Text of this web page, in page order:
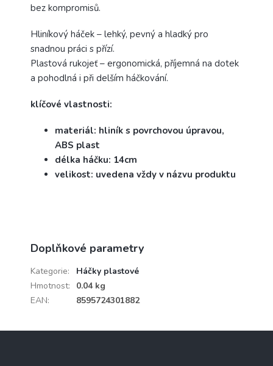
bez kompromisů.
Hliníkový háček – lehký, pevný a hladký pro
snadnou práci s přízí.
Plastová rukojeť – ergonomická, příjemná na dotek
a pohodlná i při delším háčkování.
klíčové vlastnosti:
materiál: hliník s povrchovou úpravou,
ABS plast
délka háčku: 14cm
velikost: uvedena vždy v názvu produktu
Doplňkové parametry
Kategorie:
Háčky plastové
Hmotnost:
0.04 kg
EAN: 8595724301882